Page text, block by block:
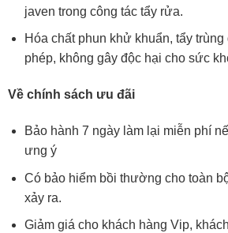
javen trong công tác tẩy rửa.
Hóa chất phun khử khuẩn, tẩy
phép, không gây độc hại cho sức
Về chính sách ưu đãi
Bảo hành 7 ngày làm lại miễn phí
ưng ý
Có bảo hiểm bồi thường cho toàn
xảy ra.
Giảm giá cho khách hàng Vip,